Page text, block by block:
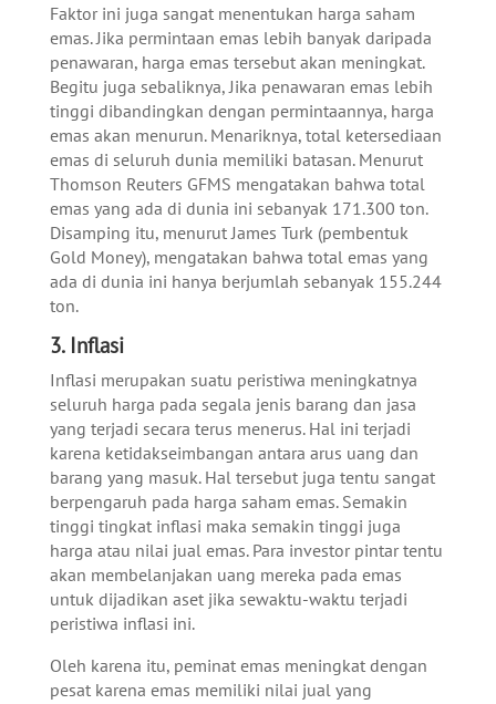
Faktor ini juga sangat menentukan harga saham
emas. Jika permintaan emas lebih banyak daripada
penawaran, harga emas tersebut akan meningkat.
Begitu juga sebaliknya, Jika penawaran emas lebih
tinggi dibandingkan dengan permintaannya, harga
emas akan menurun. Menariknya, total ketersediaan
emas di seluruh dunia memiliki batasan. Menurut
Thomson Reuters GFMS mengatakan bahwa total
emas yang ada di dunia ini sebanyak 171.300 ton.
Disamping itu, menurut James Turk (pembentuk
Gold Money), mengatakan bahwa total emas yang
ada di dunia ini hanya berjumlah sebanyak 155.244
ton.
3. Inflasi
Inflasi merupakan suatu peristiwa meningkatnya
seluruh harga pada segala jenis barang dan jasa
yang terjadi secara terus menerus. Hal ini terjadi
karena ketidakseimbangan antara arus uang dan
barang yang masuk. Hal tersebut juga tentu sangat
berpengaruh pada harga saham emas. Semakin
tinggi tingkat inflasi maka semakin tinggi juga
harga atau nilai jual emas. Para investor pintar tentu
akan membelanjakan uang mereka pada emas
untuk dijadikan aset jika sewaktu-waktu terjadi
peristiwa inflasi ini.
Oleh karena itu, peminat emas meningkat dengan
pesat karena emas memiliki nilai jual yang